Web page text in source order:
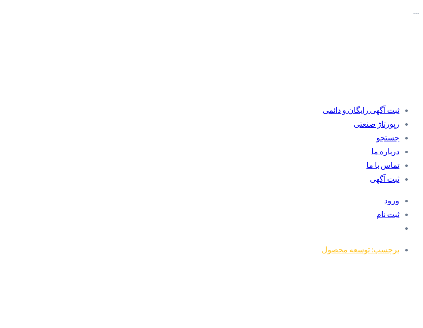
…
ثبت آگهی رایگان و دائمی
رپورتاژ صنعتی
جستجو
درباره ما
تماس با ما
ثبت آگهی
ورود
ثبت نام
برچسب: توسعه محصول